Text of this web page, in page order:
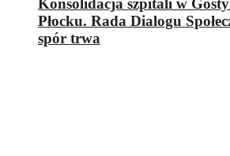
Konsolidacja szpitali w
Płocku. Rada Dialogu
spór trwa